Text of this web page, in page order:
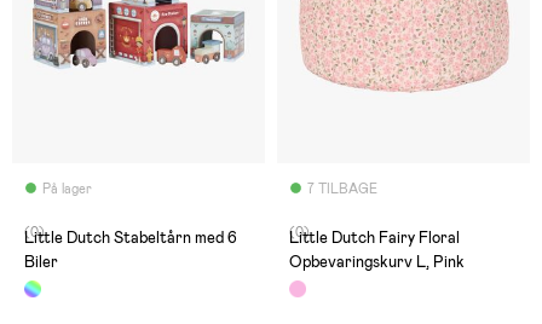
På lager
(0)
Little Dutch Stabeltårn med 6
Biler
7 TILBAGE
(0)
Little Dutch Fairy Floral
Opbevaringskurv L, Pink